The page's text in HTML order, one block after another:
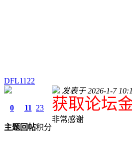
DFL1122
0
主题
11
回帖
23
积分
发表于 2026-1-7
获取论坛
非常感谢